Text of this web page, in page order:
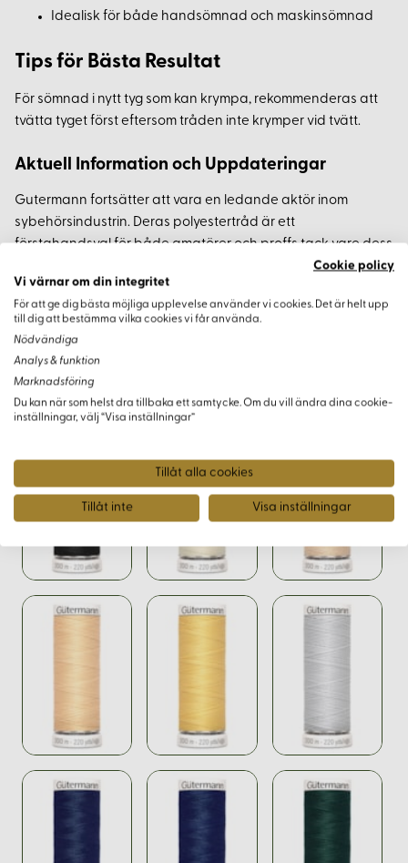
Idealisk för både handsömnad och maskinsömnad
Tips för Bästa Resultat
För sömnad i nytt tyg som kan krympa, rekommenderas att
tvätta tyget först eftersom tråden inte krymper vid tvätt.
Aktuell Information och Uppdateringar
Gutermann fortsätter att vara en ledande aktör inom
sybehörsindustrin. Deras polyestertråd är ett
förstahandsval för både amatörer och proffs tack vare dess
kvalitet och hållbarhet. Oavsett om du syr kläder,
hemtextilier eller dekorationer, är denna tråd ett pålitligt val.
Varianter
Cookie policy
Vi värnar om din integritet
För att ge dig bästa möjliga upplevelse använder vi cookies. Det är helt upp
till dig att bestämma vilka cookies vi får använda.
Nödvändiga
Analys & funktion
Marknadsföring
Du kan när som helst dra tillbaka ett samtycke. Om du vill ändra dina cookie-
inställningar, välj “Visa inställningar”
Tillåt alla cookies
Tillåt inte Visa inställningar